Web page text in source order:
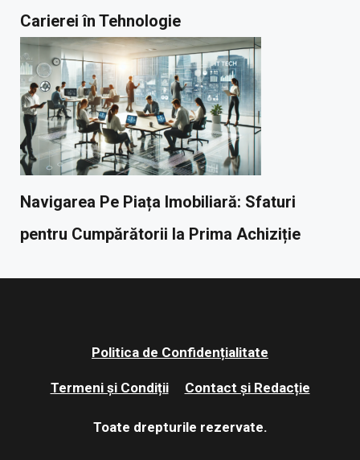
Carierei în Tehnologie
Navigarea Pe Piața Imobiliară: Sfaturi
pentru Cumpărătorii la Prima Achiziție
Politica de Confidențialitate
Termeni și Condiții Contact și Redacție
Toate drepturile rezervate.